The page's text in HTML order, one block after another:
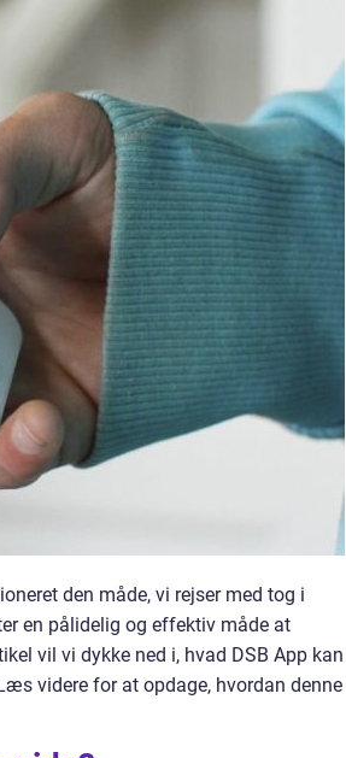
den måde, vi rejser med tog i
en pålidelig og effektiv måde at
vil vi dykke ned i, hvad DSB App kan
videre for at opdage, hvordan denne